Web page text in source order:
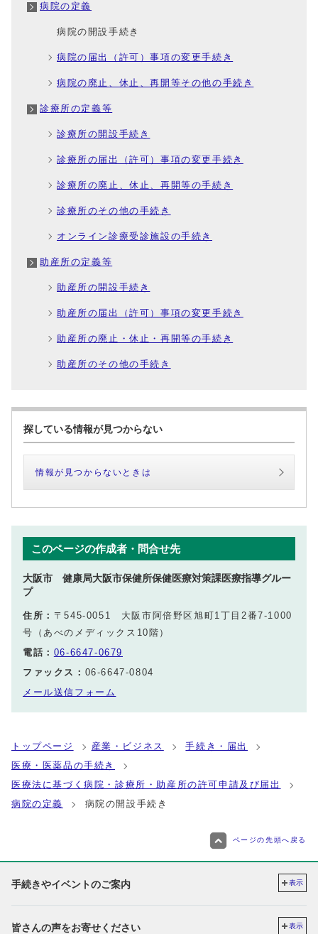
病院の定義
病院の開設手続き
病院の届出（許可）事項の変更手続き
病院の廃止、休止、再開等その他の手続き
診療所の定義等
診療所の開設手続き
診療所の届出（許可）事項の変更手続き
診療所の廃止、休止、再開等の手続き
診療所のその他の手続き
オンライン診療受診施設の手続き
助産所の定義等
助産所の開設手続き
助産所の届出（許可）事項の変更手続き
助産所の廃止・休止・再開等の手続き
助産所のその他の手続き
探している情報が見つからない
情報が見つからないときは
このページの作成者・問合せ先
大阪市 健康局大阪市保健所保健医療対策課医療指導グルー
プ
住所： 〒545-0051 大阪市阿倍野区旭町1丁目2番7-1000
号（あべのメディックス10階）
電話： 06-6647-0679
ファックス： 06-6647-0804
メール送信フォーム
トップページ 産業・ビジネス
手続き・届出
医療・医薬品の手続き
医療法に基づく病院・診療所・助産所の許可申請及び届出
病院の定義
病院の開設手続き
ページの先頭へ戻る
手続きやイベントのご案内 表示
皆さんの声をお寄せください 表示